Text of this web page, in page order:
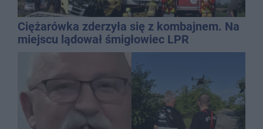
Ciężarówka zderzyła się z kombajnem. Na
miejscu lądował śmigłowiec LPR